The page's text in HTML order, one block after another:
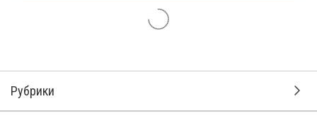
Рубрики